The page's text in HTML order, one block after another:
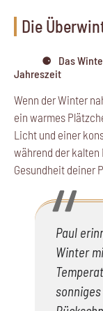
Die
Das
Jahreszeit
Wenn der Winter
ein warmes
Licht und einer
während der kalten
Gesundheit deiner
Paul
Winter
sonniges